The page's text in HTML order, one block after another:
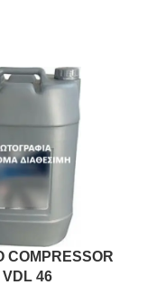
COMPRESSOR
VDL 46